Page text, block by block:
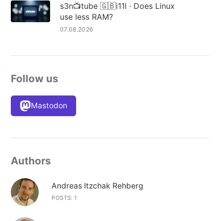
s3n📺tube 🇬🇧i11l · Does Linux
use less RAM?
07.08.2026
Follow us
Mastodon
Authors
Andreas Itzchak Rehberg
POSTS: 1